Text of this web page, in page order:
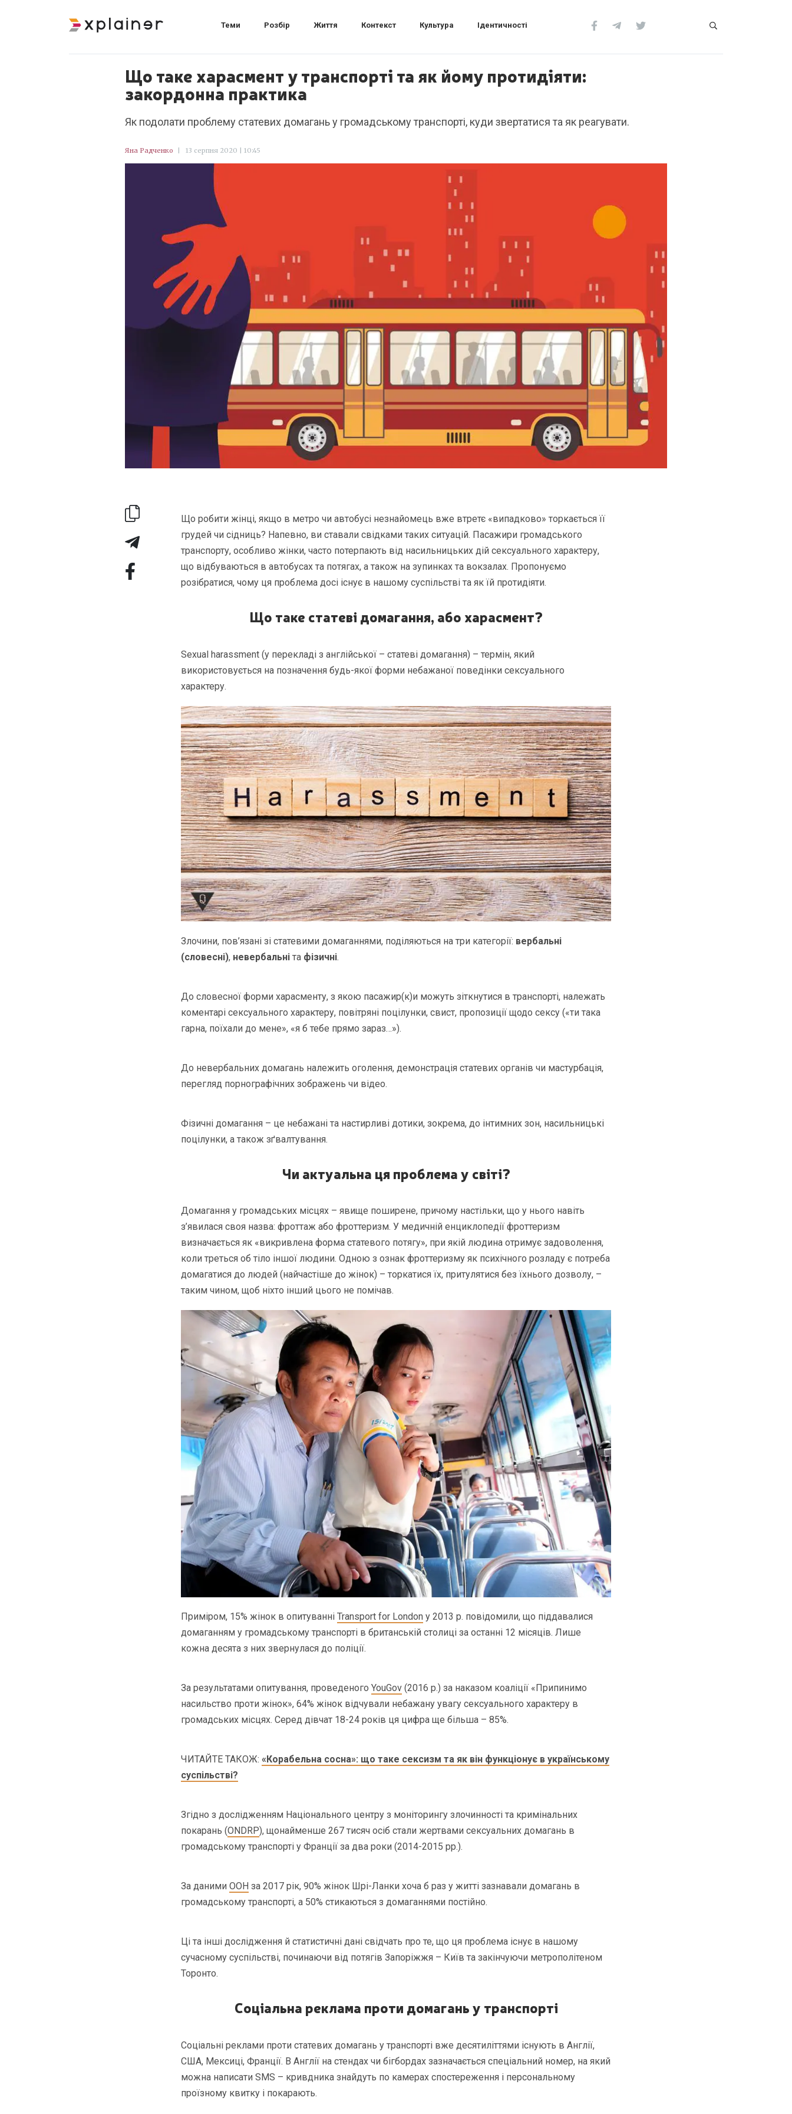
Теми Розбір Життя Контекст Культура Ідентичності
Що таке харасмент у транспорті та як йому протидіяти:
закордонна практика
Як подолати проблему статевих домагань у громадському транспорті, куди звертатися та як реагувати.
Яна Радченко 13 серпня 2020 | 10:45
Що робити жінці, якщо в метро чи автобусі незнайомець вже втретє «випадково» торкається її
грудей чи сідниць? Напевно, ви ставали свідками таких ситуацій. Пасажири громадського
транспорту, особливо жінки, часто потерпають від насильницьких дій сексуального характеру,
що відбуваються в автобусах та потягах, а також на зупинках та вокзалах. Пропонуємо
розібратися, чому ця проблема досі існує в нашому суспільстві та як їй протидіяти.
Що таке статеві домагання, або харасмент?
Sexual harassment (у перекладі з англійської – статеві домагання) – термін, який
використовується на позначення будь-якої форми небажаної поведінки сексуального
характеру.
Злочини, пов’язані зі статевими домаганнями, поділяються на три категорії: вербальні
(словесні), невербальні та фізичні.
До словесної форми харасменту, з якою пасажир(к)и можуть зіткнутися в транспорті, належать
коментарі сексуального характеру, повітряні поцілунки, свист, пропозиції щодо сексу («ти така
гарна, поїхали до мене», «я б тебе прямо зараз…»).
До невербальних домагань належить оголення, демонстрація статевих органів чи мастурбація,
перегляд порнографічних зображень чи відео.
Фізичні домагання – це небажані та настирливі дотики, зокрема, до інтимних зон, насильницькі
поцілунки, а також зґвалтування.
Чи актуальна ця проблема у світі?
Домагання у громадських місцях – явище поширене, причому настільки, що у нього навіть
з’явилася своя назва: фроттаж або фроттеризм. У медичній енциклопедії фроттеризм
визначається як «викривлена форма статевого потягу», при якій людина отримує задоволення,
коли треться об тіло іншої людини. Одною з ознак фроттеризму як психічного розладу є потреба
домагатися до людей (найчастіше до жінок) – торкатися їх, притулятися без їхнього дозволу, –
таким чином, щоб ніхто інший цього не помічав.
Приміром, 15% жінок в опитуванні Transport for London у 2013 р. повідомили, що піддавалися
домаганням у громадському транспорті в британській столиці за останні 12 місяців. Лише
кожна десята з них звернулася до поліції.
За результатами опитування, проведеного YouGov (2016 р.) за наказом коаліції «Припинимо
насильство проти жінок», 64% жінок відчували небажану увагу сексуального характеру в
громадських місцях. Серед дівчат 18-24 років ця цифра ще більша – 85%.
ЧИТАЙТЕ ТАКОЖ: «Корабельна сосна»: що таке сексизм та як він функціонує в українському
суспільстві?
Згідно з дослідженням Національного центру з моніторингу злочинності та кримінальних
покарань (ONDRP), щонайменше 267 тисяч осіб стали жертвами сексуальних домагань в
громадському транспорті у Франції за два роки (2014-2015 рр.).
За даними ООН за 2017 рік, 90% жінок Шрі-Ланки хоча б раз у житті зазнавали домагань в
громадському транспорті, а 50% стикаються з домаганнями постійно.
Ці та інші дослідження й статистичні дані свідчать про те, що ця проблема існує в нашому
сучасному суспільстві, починаючи від потягів Запоріжжя – Київ та закінчуючи метрополітеном
Торонто.
Соціальна реклама проти домагань у транспорті
Соціальні реклами проти статевих домагань у транспорті вже десятиліттями існують в Англії,
США, Мексиці, Франції. В Англії на стендах чи бігбордах зазначається спеціальний номер, на який
можна написати SMS – кривдника знайдуть по камерах спостереження і персональному
проїзному квитку і покарають.